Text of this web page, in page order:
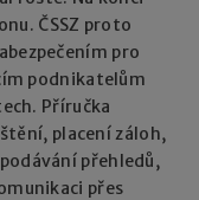
ČSSZ proto
pro
podnikatelům
Příručka
placení záloh,
přehledů,
přes